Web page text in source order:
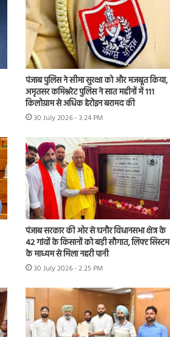
पंजाब पुलिस ने सीमा सुरक्षा को और मजबूत किया,
अमृतसर कमिश्नरेट पुलिस ने सात महीनों में 111
किलोग्राम से अधिक हेरोइन बरामद की
30 July 2026 - 3:24 PM
पंजाब सरकार की ओर से घनौर विधानसभा क्षेत्र के
42 गांवों के किसानों को बड़ी सौगात, लिफ्ट सिस्टम
के माध्यम से मिला नहरी पानी
30 July 2026 - 2:25 PM